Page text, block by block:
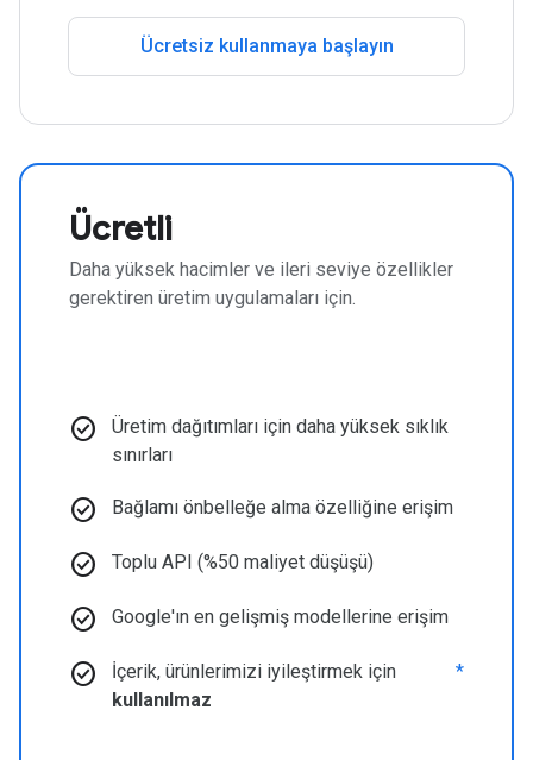
Ücretsiz kullanmaya başlayın
Ücretli
Daha yüksek hacimler ve ileri seviye özellikler
gerektiren üretim uygulamaları için.
check_circle
Üretim dağıtımları için daha yüksek sıklık
sınırları
check_circle Bağlamı önbelleğe alma özelliğine erişim
check_circle Toplu API (%50 maliyet düşüşü)
check_circle Google'ın en gelişmiş modellerine erişim
check_circle
İçerik, ürünlerimizi iyileştirmek için
kullanılmaz
*